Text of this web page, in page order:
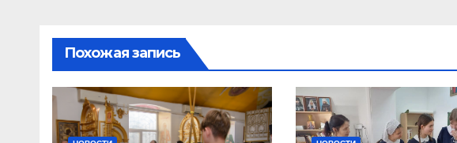
Похожая запись